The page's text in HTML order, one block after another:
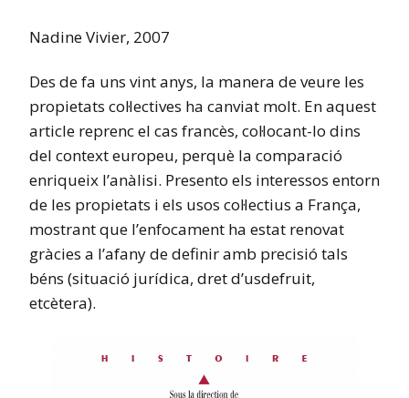
Nadine Vivier, 2007
Des de fa uns vint anys, la manera de veure les
propietats col·lectives ha canviat molt. En aquest
article reprenc el cas francès, col·locant-lo dins
del context europeu, perquè la comparació
enriqueix l’anàlisi. Presento els interessos entorn
de les propietats i els usos col·lectius a França,
mostrant que l’enfocament ha estat renovat
gràcies a l’afany de definir amb precisió tals
béns (situació jurídica, dret d’usdefruit,
etcètera).